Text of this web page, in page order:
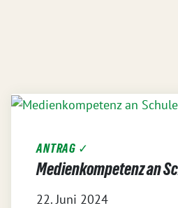
ANTRAG ✓
Medienkompetenz an
22. Juni 2024